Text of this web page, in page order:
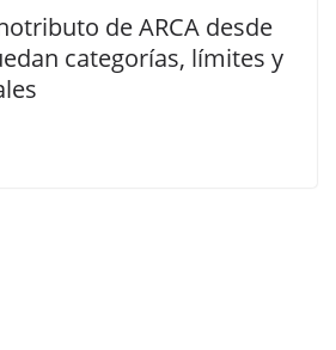
de ARCA desde
categorías, límites y